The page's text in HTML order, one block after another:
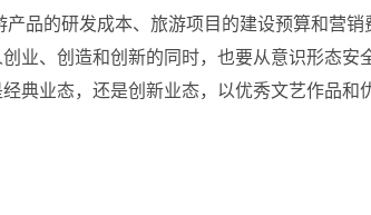
品的研发成本、旅游项目的建设预算和营
业、创造和创新的同时，也要从意识形态
典业态，还是创新业态，以优秀文艺作品和